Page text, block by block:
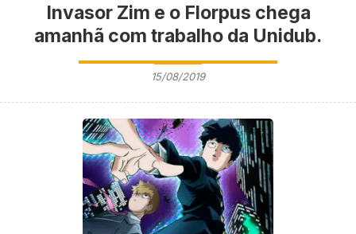
Invasor Zim e o Florpus chega
amanhã com trabalho da Unidub.
15/08/2019